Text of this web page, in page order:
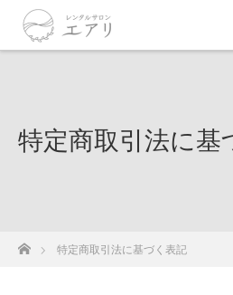
特定商取引法に基
ホーム特定商取引法に基づく表記